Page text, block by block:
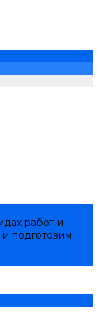
работ и
и подготовим